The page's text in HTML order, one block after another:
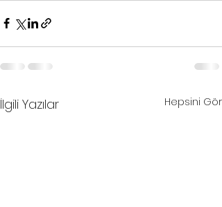
İlgili Yazılar Hepsini Gör